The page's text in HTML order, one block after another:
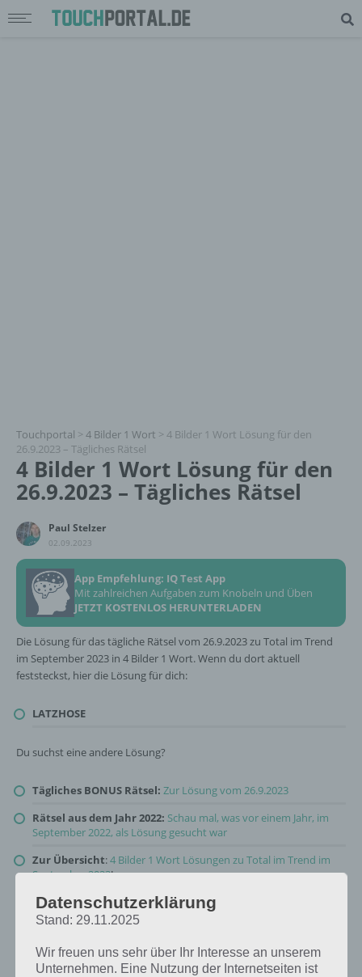
Touchportal > 4 Bilder 1 Wort > 4 Bilder 1 Wort Lösung für den
26.9.2023 – Tägliches Rätsel
4 Bilder 1 Wort Lösung für den
26.9.2023 – Tägliches Rätsel
Paul Stelzer
02.09.2023
App Empfehlung: IQ Test App
Mit zahlreichen Aufgaben zum Knobeln und Üben
JETZT KOSTENLOS HERUNTERLADEN
Die Lösung für das tägliche Rätsel vom 26.9.2023 zu Total im Trend
im September 2023 in 4 Bilder 1 Wort. Wenn du dort aktuell
feststeckst, hier die Lösung für dich:
LATZHOSE
Du suchst eine andere Lösung?
Tägliches BONUS Rätsel: Zur Lösung vom 26.9.2023
Rätsel aus dem Jahr 2022: Schau mal, was vor einem Jahr, im
September 2022, als Lösung gesucht war
Zur Übersicht:4 Bilder 1 Wort Lösungen zu Total im Trend im
September 2023!
Datenschutzerklärung
Stand: 29.11.2025
Wir freuen uns sehr über Ihr Interesse an unserem
Unternehmen. Eine Nutzung der Internetseiten ist